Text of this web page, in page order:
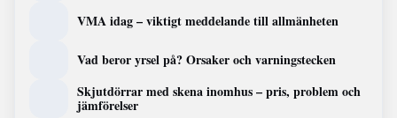
VMA idag – viktigt meddelande till allmänheten
Vad beror yrsel på? Orsaker och varningstecken
Skjutdörrar med skena inomhus – pris, problem och
jämförelser